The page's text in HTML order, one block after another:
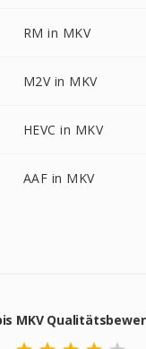
RM in MKV
M2V in MKV
HEVC in MKV
AAF in MKV
MKV